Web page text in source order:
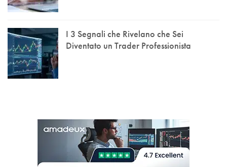
I 3 Segnali che Rivelano che Sei
Diventato un Trader Professionista